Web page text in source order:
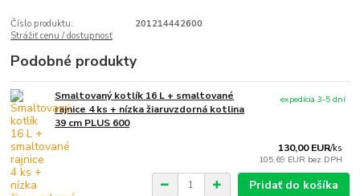
Číslo produktu:
201214442600
Strážiť cenu / dostupnosť
Podobné produkty
Smaltovaný kotlík 16 L + smaltované
rajnice 4 ks + nízka žiaruvzdorná kotlina
39 cm PLUS 600
130,00 EUR/ks
105,69 EUR bez DPH
expedícia 3-5 dní
Pridať do košíka